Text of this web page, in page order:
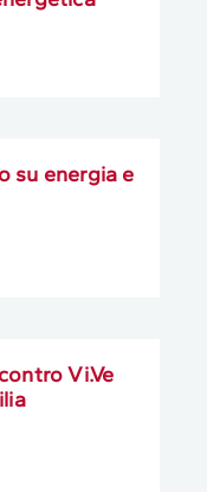
su energia e
Vi.Ve